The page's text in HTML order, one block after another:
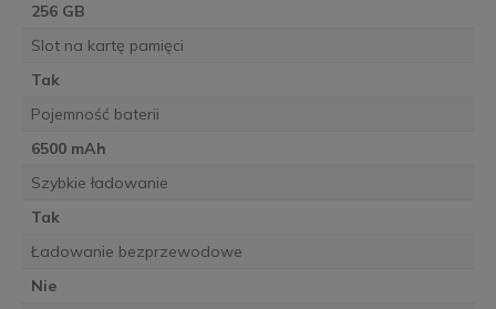
256 GB
Slot na kartę pamięci
Tak
Pojemność baterii
6500 mAh
Szybkie ładowanie
Tak
Ładowanie bezprzewodowe
Nie